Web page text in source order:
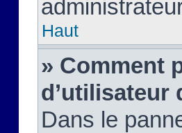
Haut
» Comment
d’utilisateur
Dans le